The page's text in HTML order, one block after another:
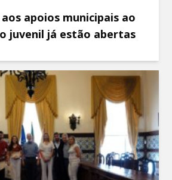
apoios municipais ao
juvenil já estão abertas